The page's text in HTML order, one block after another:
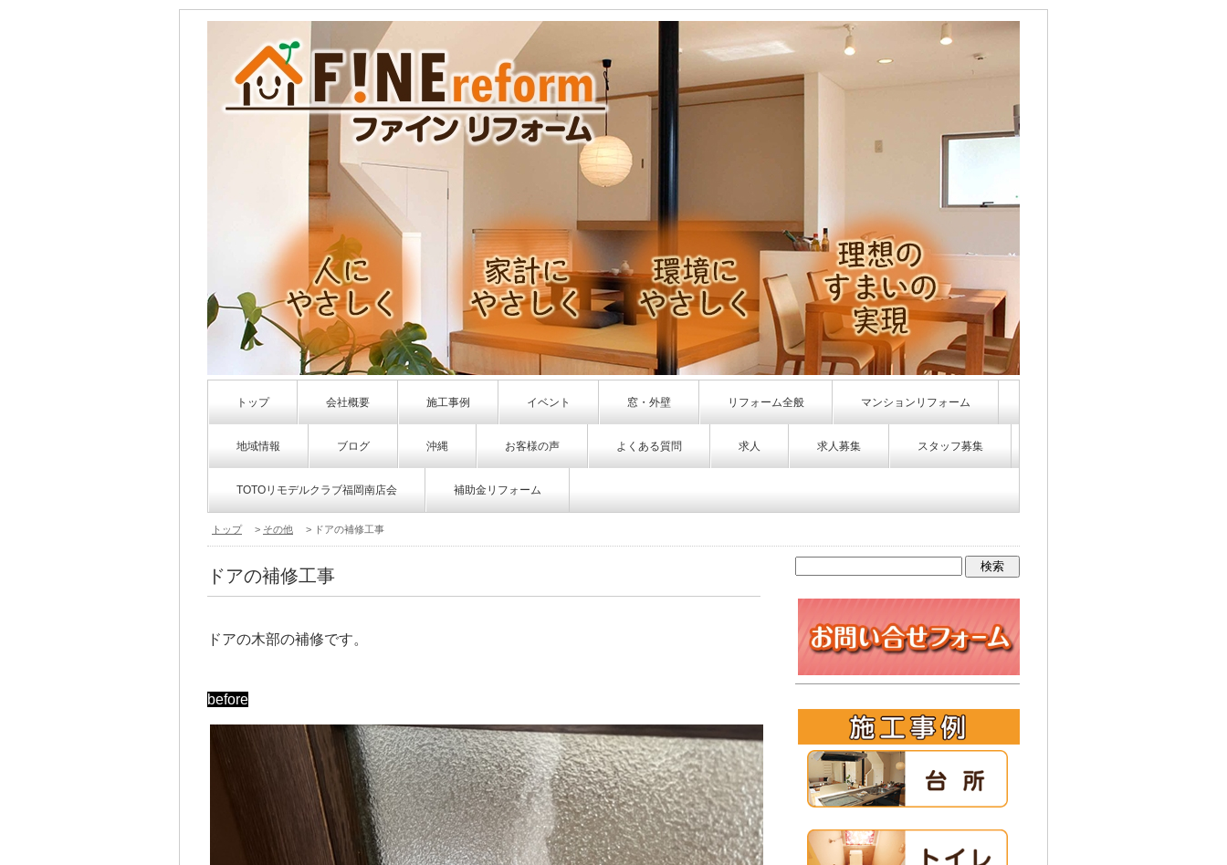
トップ 会社概要 施工事例 イベント 窓・外壁 リフォーム全般 マンションリフォーム
地域情報 ブログ 沖縄 お客様の声 よくある質問 求人 求人募集 スタッフ募集
TOTOリモデルクラブ福岡南店会 補助金リフォーム
トップ > その他 > ドアの補修工事
ドアの補修工事
ドアの木部の補修です。
before